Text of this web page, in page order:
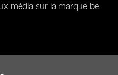
média sur la marque be